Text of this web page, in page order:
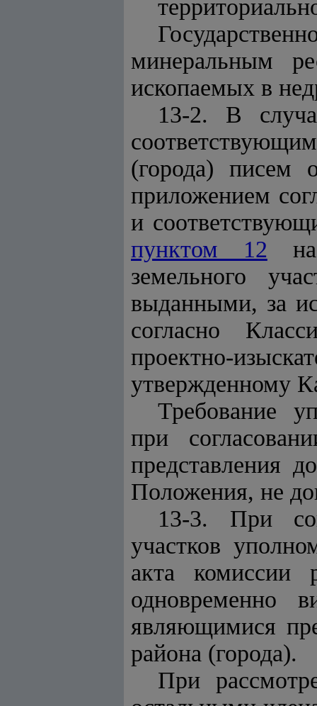
минеральным
ископаемых в
13-2. В
(города) писем
приложением
и
пунктом 12
земельного
выданными, за
согласно
проектно-
утвержденному
Требование
при
представления
Положения, не
13-3. При
участков
акта комиссии
одновременно
являющимися
района (города).
При